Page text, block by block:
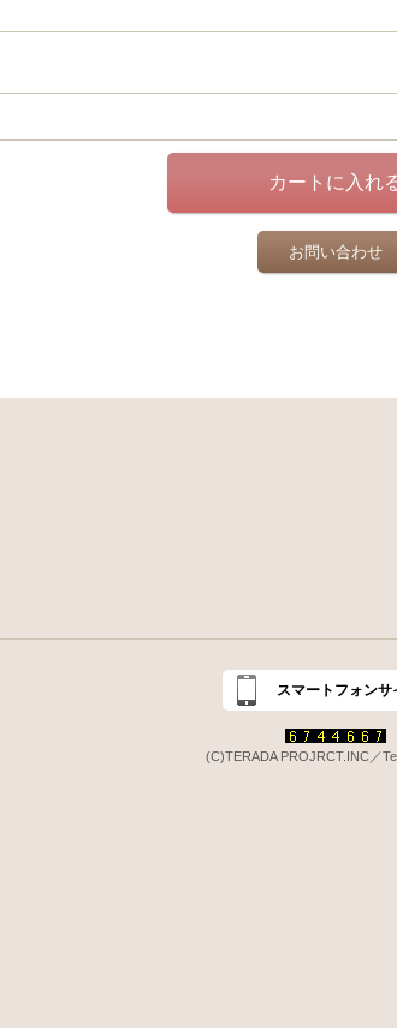
お問い合わせ
スマートフォンサ
(C)TERADA PROJRCT.INC／